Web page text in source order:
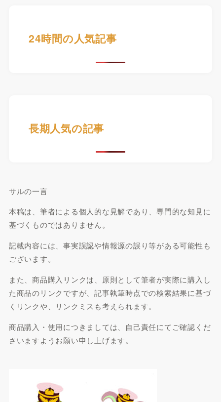
24時間の人気記事
長期人気の記事
サルの一言
本稿は、筆者による個人的な見解であり、専門的な知見に
基づくものではありません。
記載内容には、事実誤認や情報源の誤り等がある可能性も
ございます。
また、商品購入リンクは、原則として筆者が実際に購入し
た商品のリンクですが、記事執筆時点での検索結果に基づ
くリンクや、リンクミスも考えられます。
商品購入・使用につきましては、自己責任にてご確認くだ
さいますようお願い申し上げます。